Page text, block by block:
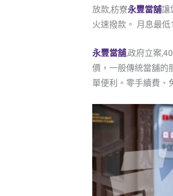
放款,枋寮永豐當舖讓
火速撥款。 月息最
永豐當舖,政府立案
價，一般傳統當舖的
單便利。零手續費、